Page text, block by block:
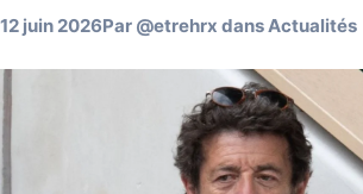
12 juin 2026Par @etrehrx dansActualités